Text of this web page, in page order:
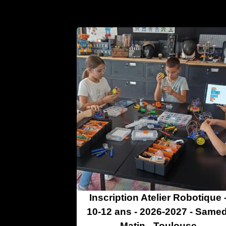
Inscription Atelier Robotique
10-12 ans - 2026-2027 -